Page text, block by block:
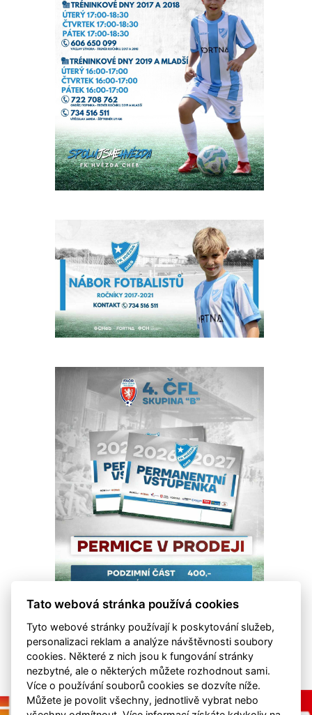
Tato webová stránka používá cookies
Tyto webové stránky používají k poskytování služeb,
personalizaci reklam a analýze návštěvnosti soubory
cookies. Některé z nich jsou k fungování stránky
nezbytné, ale o některých můžete rozhodnout sami.
Více o používání souborů cookies se dozvíte níže.
Můžete je povolit všechny, jednotlivě vybrat nebo